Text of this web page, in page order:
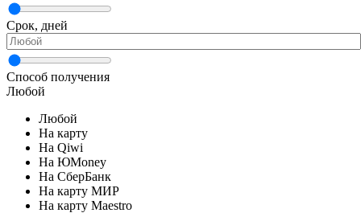
Срок, дней
Способ получения
Любой
Любой
На карту
На Qiwi
На ЮMoney
На СберБанк
На карту МИР
На карту Maestro